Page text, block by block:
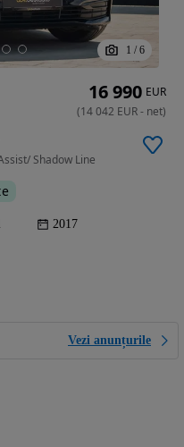
1 / 6
Shadow Line
2017
Vezi anunțurile
16 990 EUR
(14 042 EUR- net)